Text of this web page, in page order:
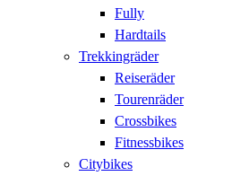
Fully
Hardtails
Trekkingräder
Reiseräder
Tourenräder
Crossbikes
Fitnessbikes
Citybikes